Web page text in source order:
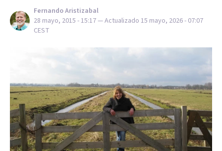
Fernando Aristizabal
28 mayo, 2015 - 15:17— Actualizado 15 mayo, 2026 - 07:07
CEST